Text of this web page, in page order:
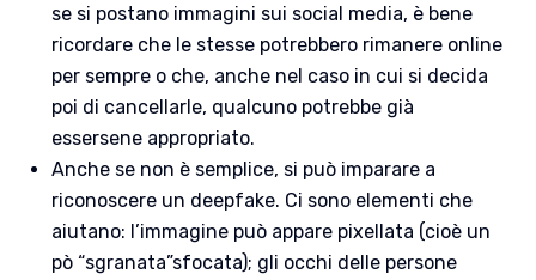
se si postano immagini sui social media, è bene
ricordare che le stesse potrebbero rimanere online
per sempre o che, anche nel caso in cui si decida
poi di cancellarle, qualcuno potrebbe già
essersene appropriato.
Anche se non è semplice, si può imparare a
riconoscere un deepfake. Ci sono elementi che
aiutano: l’immagine può appare pixellata (cioè un
pò “sgranata”sfocata); gli occhi delle persone